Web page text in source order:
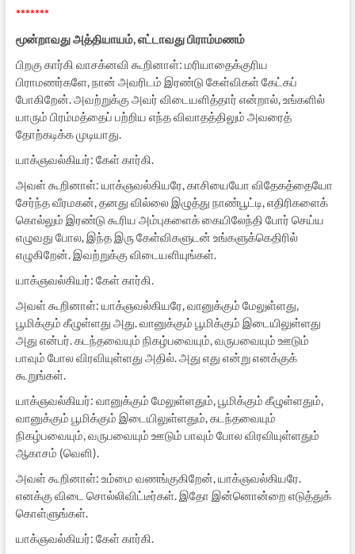
*******
மூன்றாவது அத்தியாயம், எட்டாவது பிராம்மணம்
பிறகு கார்கி வாசக்னவி கூறினாள்: மரியாதைக்குரிய
பிராமணர்களே, நான் அவரிடம் இரண்டு கேள்விகள் கேட்கப்
போகிறேன். அவற்றுக்கு அவர் விடையளித்தார் என்றால், உங்களில்
யாரும் பிரம்மத்தைப் பற்றிய எந்த விவாதத்திலும் அவரைத்
தோற்கடிக்க முடியாது.
யாக்ஞவல்கியர்: கேள் கார்கி.
அவள் கூறினாள்: யாக்ஞவல்கியரே, காசியையோ விதேகத்தையோ
சேர்ந்த வீரமகன், தனது வில்லை இழுத்து நாண்பூட்டி, எதிரிகளைக்
கொல்லும் இரண்டு கூரிய அம்புகளைக் கையிலேந்தி போர் செய்ய
எழுவது போல, இந்த இரு கேள்விகளுடன் உங்களுக்கெதிரில்
எழுகிறேன். இவற்றுக்கு விடையளியுங்கள்.
யாக்ஞவல்கியர்: கேள் கார்கி.
அவள் கூறினாள்: யாக்ஞவல்கியரே, வானுக்கும் மேலுள்ளது,
பூமிக்கும் கீழுள்ளது அது. வானுக்கும் பூமிக்கும் இடையிலுள்ளது
அது என்பர். கடந்தவையும் நிகழ்பவையும், வருபவையும் ஊடும்
பாவும் போல விரவியுள்ளது அதில். அது எது என்று எனக்குக்
கூறுங்கள்.
யாக்ஞவல்கியர்: வானுக்கும் மேலுள்ளதும், பூமிக்கும் கீழுள்ளதும்,
வானுக்கும் பூமிக்கும் இடையிலுள்ளதும், கடந்தவையும்
நிகழ்பவையும், வருபவையும் ஊடும் பாவும் போல விரவியுள்ளதும்
ஆகாசம் (வெளி).
அவள் கூறினாள்: உம்மை வணங்குகிறேன், யாக்ஞவல்கியரே.
எனக்கு விடை சொல்லிவிட்டீர்கள். இதோ இன்னொன்றை எடுத்துக்
கொள்ளுங்கள்.
யாக்ஞவல்கியர்: கேள் கார்கி.